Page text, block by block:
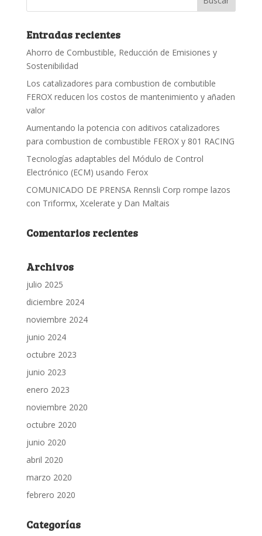
Entradas recientes
Ahorro de Combustible, Reducción de Emisiones y
Sostenibilidad
Los catalizadores para combustion de combutible
FEROX reducen los costos de mantenimiento y añaden
valor
Aumentando la potencia con aditivos catalizadores
para combustion de combustible FEROX y 801 RACING
Tecnologías adaptables del Módulo de Control
Electrónico (ECM) usando Ferox
COMUNICADO DE PRENSA Rennsli Corp rompe lazos
con Triformx, Xcelerate y Dan Maltais
Comentarios recientes
Archivos
julio 2025
diciembre 2024
noviembre 2024
junio 2024
octubre 2023
junio 2023
enero 2023
noviembre 2020
octubre 2020
junio 2020
abril 2020
marzo 2020
febrero 2020
Categorías